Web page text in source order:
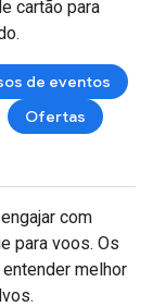
cartão para
de eventos
Ofertas
com
para voos. Os
melhor